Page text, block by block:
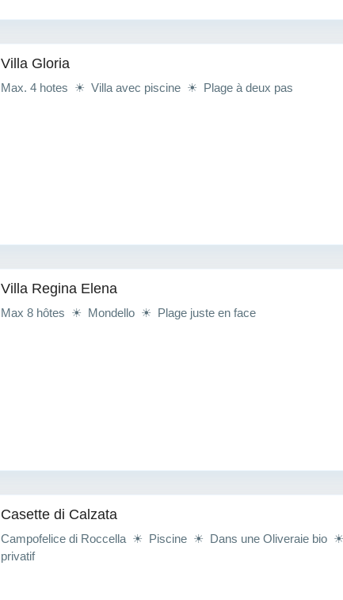
Villa Gloria
Max. 4 hotes ☀ Villa avec piscine ☀ Plage à deux pas
Villa Regina Elena
Max 8 hôtes ☀ Mondello ☀ Plage juste en face
Casette di Calzata
Campofelice di Roccella ☀ Piscine ☀ Dans une Oliveraie bio
privatif